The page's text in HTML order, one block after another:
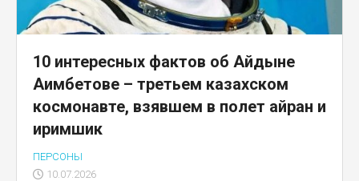
10 интересных фактов об Айдыне
Аимбетове – третьем казахском
космонавте, взявшем в полет айран и
иримшик
ПЕРСОНЫ
10.07.2026